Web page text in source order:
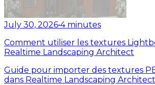
July 30, 2026•4 minutes
Comment utiliser les textures
Realtime Landscaping Architect
Guide pour importer des textures
dans Realtime Landscaping